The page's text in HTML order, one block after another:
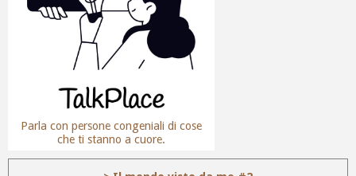
Parla con persone congeniali di cose
che ti stanno a cuore.